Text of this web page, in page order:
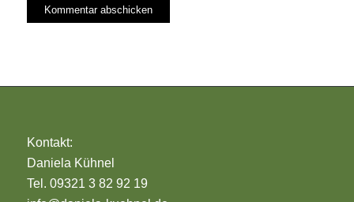
Kontakt:
Daniela Kühnel
Tel. 09321 3 82 92 19